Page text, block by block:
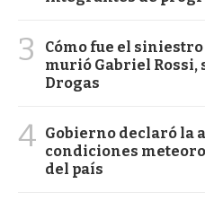
3
Cómo fue el
murió Gabriel
Drogas
4 Gobierno declaró la
condiciones
del país